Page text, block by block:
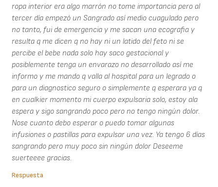
ropa interior era algo marrón no tome importancia pero al
tercer día empezó un Sangrado así medio cuagulado pero
no tanto, fui de emergencia y me sacan una ecografia y
resulta q me dicen q no hay ni un latido del feto ni se
percibe el bebe nada solo hay saco gestacional y
posiblemente tenga un envarazo no desarrollado así me
informo y me mando q valla al hospital para un legrado o
para un diagnostico seguro o simplemente q esperara ya q
en cualkier momento mi cuerpo expulsaria solo, estoy ala
espera y sigo sangrando poco pero no tengo ningún dolor.
Nose cuanto debo esperar o puedo tomar algunas
infusiones o pastillas para expulsar una vez. Ya tengo 6 días
sangrando pero muy poco sin ningún dolor Deseeme
suerteeee gracias.
Respuesta